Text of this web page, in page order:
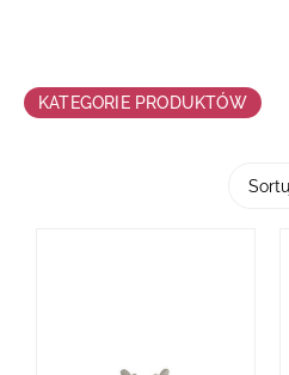
KATEGORIE PRODUKTÓW